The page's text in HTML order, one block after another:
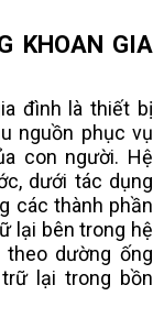
KHOAN GIA
đình là thiết bị
nguồn phục vụ
con người. Hệ
dưới tác dụng
các thành phần
lại bên trong hệ
dường ống
lại trong bồn